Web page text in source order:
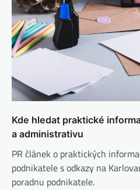
Kde hledat praktické
a administrativu
PR článek o praktických
podnikatele s odkazy na
poradnu podnikatele.